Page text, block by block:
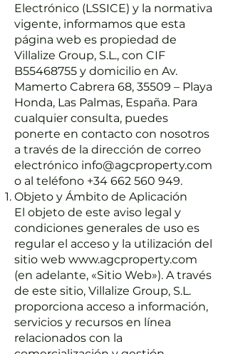
Electrónico (LSSICE) y la normativa
vigente, informamos que esta
página web es propiedad de
Villalize Group, S.L., con CIF
B55468755 y domicilio en Av.
Mamerto Cabrera 68, 35509 – Playa
Honda, Las Palmas, España. Para
cualquier consulta, puedes
ponerte en contacto con nosotros
a través de la dirección de correo
electrónico info@agcproperty.com
o al teléfono +34 662 560 949.
Objeto y Ámbito de Aplicación
El objeto de este aviso legal y
condiciones generales de uso es
regular el acceso y la utilización del
sitio web www.agcproperty.com
(en adelante, «Sitio Web»). A través
de este sitio, Villalize Group, S.L.
proporciona acceso a información,
servicios y recursos en línea
relacionados con la